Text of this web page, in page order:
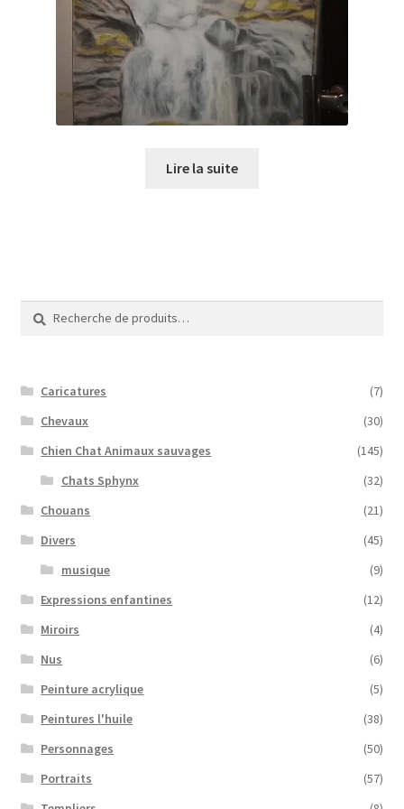
WPMS HTML Sitemap
Lire la suite
pour :
Caricatures
(7)
Chevaux
(30)
Chien Chat Animaux sauvages
(145)
Chats Sphynx
(32)
Chouans
(21)
Divers
(45)
musique
(9)
Expressions enfantines
(12)
Miroirs
(4)
Nus
(6)
Peinture acrylique
(5)
Peintures l'huile
(38)
Personnages
(50)
Portraits
(57)